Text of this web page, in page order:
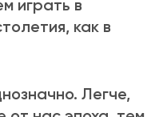
играть в
как в
Легче,